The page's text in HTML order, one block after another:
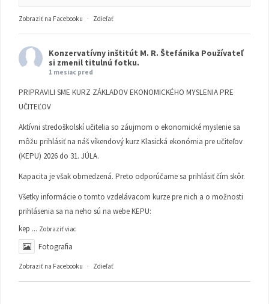
Zobraziť na Facebooku · Zdieľať
Konzervatívny inštitút M. R. Štefánika Používateľ
si zmenil titulnú fotku.
1 mesiac pred
PRIPRAVILI SME KURZ ZÁKLADOV EKONOMICKÉHO MYSLENIA PRE
UČITEĽOV
Aktívni stredoškolskí učitelia so záujmom o ekonomické myslenie sa
môžu prihlásiť na náš víkendový kurz Klasická ekonómia pre učiteľov
(KEPU) 2026 do 31. JÚLA.
Kapacita je však obmedzená. Preto odporúčame sa prihlásiť čím skôr.
Všetky informácie o tomto vzdelávacom kurze pre nich a o možnosti
prihlásenia sa na neho sú na webe KEPU:
kep ... Zobraziť viac
Fotografia
Zobraziť na Facebooku · Zdieľať